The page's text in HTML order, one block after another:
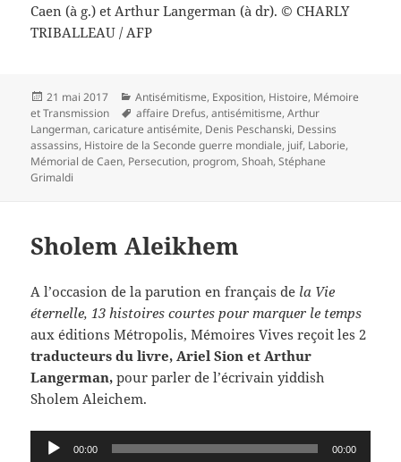
Caen (à g.) et Arthur Langerman (à dr).© CHARLY
TRIBALLEAU / AFP
Publié
le
21 mai 2017 Catégories
Antisémitisme, Exposition, Histoire, Mémoire
et Transmission
Mots-
clés
affaire Drefus,antisémitisme,Arthur
Langerman,caricature antisémite, Denis Peschanski, Dessins
assassins, Histoire de la Seconde guerre mondiale, juif, Laborie,
Mémorial de Caen, Persecution, progrom,Shoah,Stéphane
Grimaldi
Sholem Aleikhem
A l’occasion de la parution en français de la Vie
éternelle, 13 histoires courtes pour marquer le temps
aux éditions Métropolis, Mémoires Vives reçoit les 2
traducteurs du livre, Ariel Sion et Arthur
Langerman, pour parler de l’écrivain yiddish
Sholem Aleichem.
Lecteur 00:00 00:00